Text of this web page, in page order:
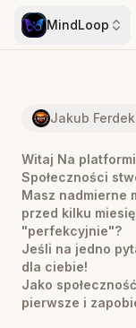
MindLoop
Jakub Ferdek
Witaj Na
Społeczności
Masz nadmierne
przed kilku
"perfekcyjnie"?
Jeśli na jedno
dla ciebie!
Jako
pierwsze i